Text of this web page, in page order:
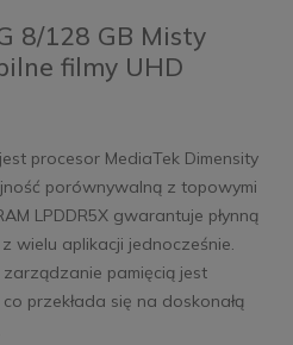
8/128 GB Misty
filmy UHD
procesor MediaTek Dimensity
porównywalną z topowymi
LPDDR5X gwarantuje płynną
wielu aplikacji jednocześnie.
pamięcią jest
przekłada się na doskonałą